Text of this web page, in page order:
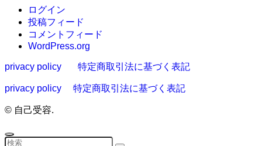
ログイン
投稿フィード
コメントフィード
WordPress.org
privacy policy 特定商取引法に基づく表記
privacy policy 特定商取引法に基づく表記
© 自己受容.